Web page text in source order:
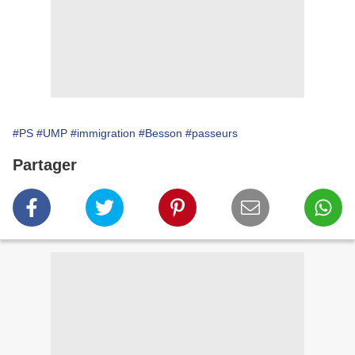
#PS #UMP #immigration #Besson #passeurs
Partager